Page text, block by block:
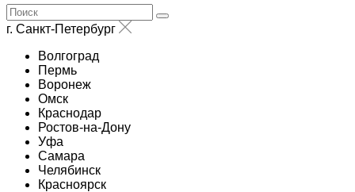
г. Санкт-Петербург
Волгоград
Пермь
Воронеж
Омск
Краснодар
Ростов-на-Дону
Уфа
Самара
Челябинск
Красноярск